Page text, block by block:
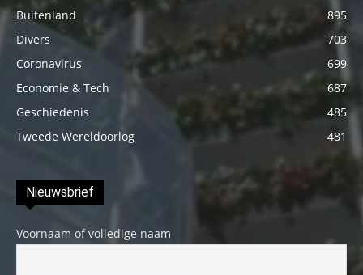
Buitenland
895
Divers
703
Coronavirus
699
Economie & Tech
687
Geschiedenis
485
Tweede Wereldoorlog
481
Nieuwsbrief
Voornaam of volledige naam